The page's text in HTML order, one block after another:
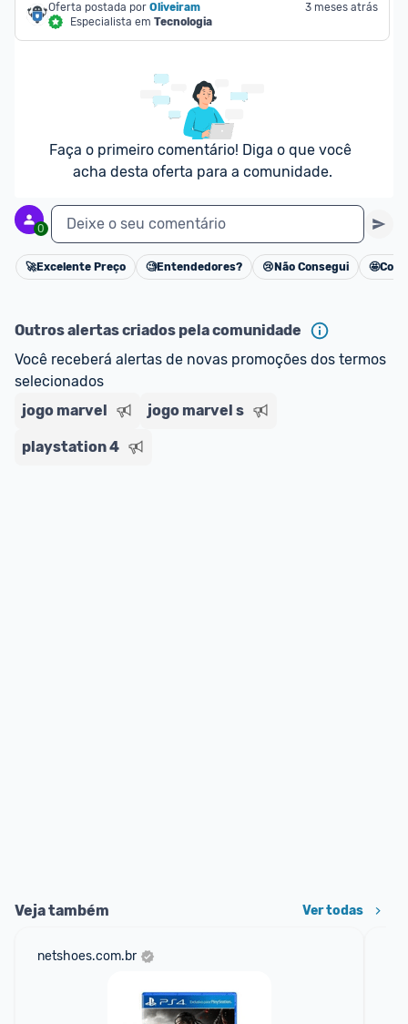
Oferta postada por Oliveiram
Especialista em Tecnologia
3 meses atrás
Faça o primeiro comentário! Diga o que você
acha desta oferta para a comunidade.
0 Deixe o seu comentário
Cancelar
🚀Excelente Preço 🧐Entendedores? 😢 Não Consegui 🤩
Outros alertas criados pela comunidade
Você receberá alertas de novas promoções dos termos
selecionados
jogo marvel
jogo marvel s
playstation 4
Veja também Ver todas
netshoes.com.br